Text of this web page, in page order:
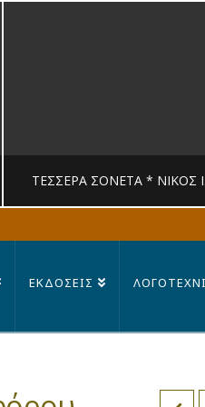
ΤΈΣΣΕΡΑ ΣΟΝΈΤΑ * ΝΊΚΟΣ
ΕΚΔΟΣΕΙΣ